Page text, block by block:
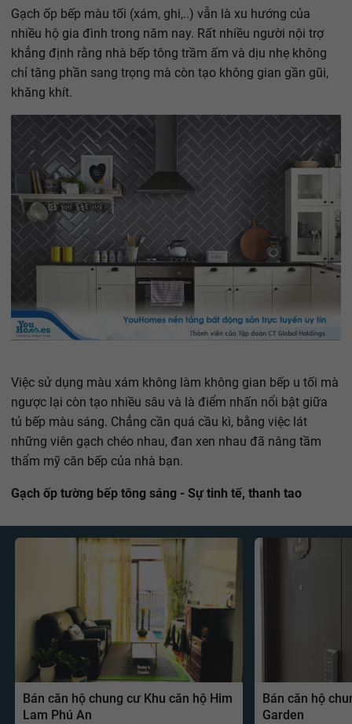
Gạch ốp bếp màu tối (xám, ghi,..) vẫn là xu hướng của
nhiều hộ gia đình trong năm nay. Rất nhiều người nội trợ
khẳng định rằng nhà bếp tông trầm ấm và dịu nhẹ không
chỉ tăng phần sang trọng mà còn tạo không gian gần gũi,
khăng khít.
Việc sử dụng màu xám không làm không gian bếp u tối mà
ngược lại còn tạo nhiều sâu và là điểm nhấn nổi bật giữa
tủ bếp màu sáng. Chẳng cần quá cầu kì, bằng việc lát
những viên gạch chéo nhau, đan xen nhau đã nâng tầm
thẩm mỹ căn bếp của nhà bạn.
Gạch ốp tường bếp tông sáng - Sự tinh tế, thanh tao
Bán căn hộ chung cư Khu căn hộ Him
Lam Phú An
Bán căn hộ
Garden